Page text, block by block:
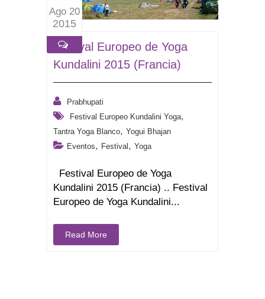
Ago 20
2015
Festival Europeo de Yoga
Kundalini 2015 (Francia)
Prabhupati
Festival Europeo Kundalini Yoga,
Tantra Yoga Blanco, Yogui Bhajan
Eventos, Festival, Yoga
Festival Europeo de Yoga
Kundalini 2015 (Francia) .. Festival
Europeo de Yoga Kundalini...
Read More